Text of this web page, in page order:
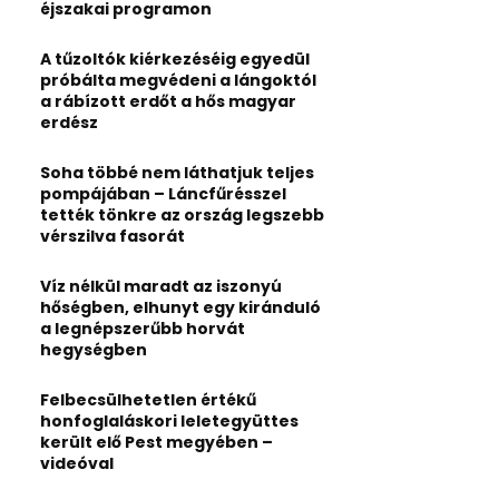
H
éjszakai programon
A tűzoltók kiérkezéséig egyedül
próbálta megvédeni a lángoktól
a rábízott erdőt a hős magyar
erdész
Soha többé nem láthatjuk teljes
pompájában – Láncfűrésszel
tették tönkre az ország legszebb
vérszilva fasorát
Víz nélkül maradt az iszonyú
hőségben, elhunyt egy kiránduló
a legnépszerűbb horvát
hegységben
Felbecsülhetetlen értékű
honfoglaláskori leletegyüttes
került elő Pest megyében –
videóval